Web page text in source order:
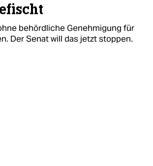
behördliche Genehmigung für
Der Senat will das jetzt stoppen.